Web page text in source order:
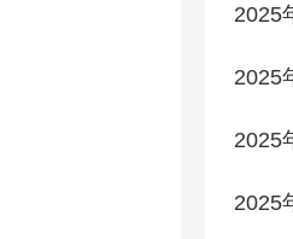
2025
2025
2025
2025